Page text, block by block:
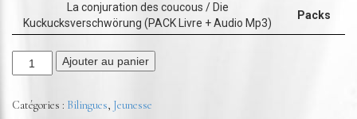
La conjuration des coucous / Die
Kuckucksverschwörung (PACK Livre + Audio Mp3)
Packs
Ajouter au panier
Catégories : Bilingues, Jeunesse